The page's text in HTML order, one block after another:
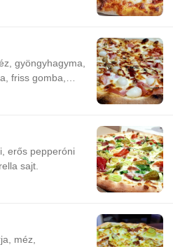
gyöngyhagyma,
friss gomba,
erős pepperóni
sajt.
méz,